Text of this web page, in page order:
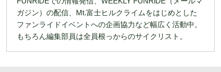
ガジン）の配信、Mt.富士ヒルクライムをはじめとした
ファンライドイベントへの企画協力など幅広く活動中。
もちろん編集部員は全員根っからのサイクリスト。